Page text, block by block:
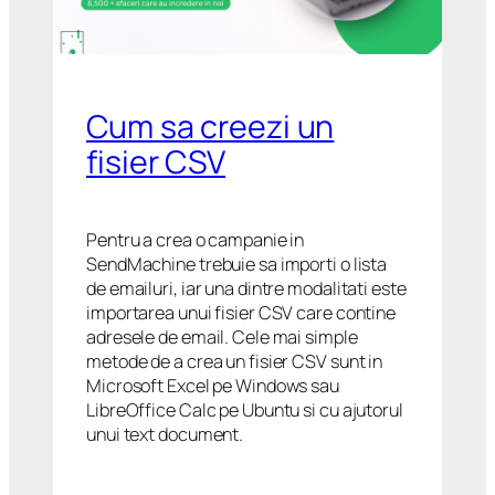
Cum sa creezi un
fisier CSV
Pentru a crea o campanie in
SendMachine trebuie sa importi o lista
de emailuri, iar una dintre modalitati este
importarea unui fisier CSV care contine
adresele de email. Cele mai simple
metode de a crea un fisier CSV sunt in
Microsoft Excel pe Windows sau
LibreOffice Calc pe Ubuntu si cu ajutorul
unui text document.